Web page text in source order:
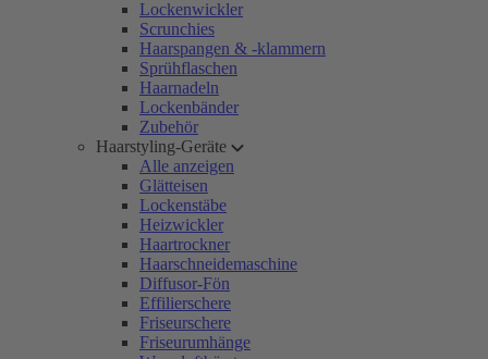
Lockenwickler
Scrunchies
Haarspangen & -klammern
Sprühflaschen
Haarnadeln
Lockenbänder
Zubehör
Haarstyling-Geräte
Alle anzeigen
Glätteisen
Lockenstäbe
Heizwickler
Haartrockner
Haarschneidemaschine
Diffusor-Fön
Effilierschere
Friseurschere
Friseurumhänge